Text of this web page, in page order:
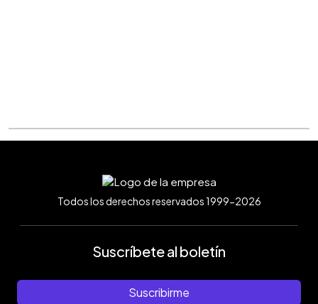
Todos los derechos reservados 1999-2026
Suscríbete al boletín
Suscribirme